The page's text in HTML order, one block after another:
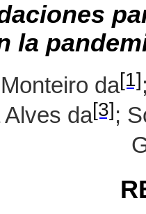
la
da[1]
Alves da[3];